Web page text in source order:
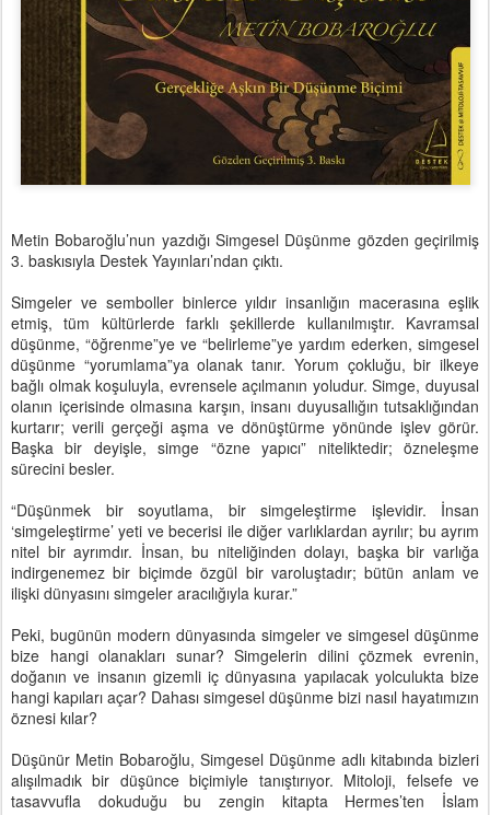
Metin Bobaroğlu’nun yazdığı Simgesel Düşünme gözden geçirilmiş
3. baskısıyla Destek Yayınları’ndan çıktı.
Simgeler ve semboller binlerce yıldır insanlığın macerasına eşlik
etmiş, tüm kültürlerde farklı şekillerde kullanılmıştır. Kavramsal
düşünme, “öğrenme”ye ve “belirleme”ye yardım ederken, simgesel
düşünme “yorumlama”ya olanak tanır. Yorum çokluğu, bir ilkeye
bağlı olmak koşuluyla, evrensele açılmanın yoludur. Simge, duyusal
olanın içerisinde olmasına karşın, insanı duyusallığın tutsaklığından
kurtarır; verili gerçeği aşma ve dönüştürme yönünde işlev görür.
Başka bir deyişle, simge “özne yapıcı” niteliktedir; özneleşme
sürecini besler.
“Düşünmek bir soyutlama, bir simgeleştirme işlevidir. İnsan
‘simgeleştirme’ yeti ve becerisi ile diğer varlıklardan ayrılır; bu ayrım
nitel bir ayrımdır. İnsan, bu niteliğinden dolayı, başka bir varlığa
indirgenemez bir biçimde özgül bir varoluştadır; bütün anlam ve
ilişki dünyasını simgeler aracılığıyla kurar.”
Peki, bugünün modern dünyasında simgeler ve simgesel düşünme
bize hangi olanakları sunar? Simgelerin dilini çözmek evrenin,
doğanın ve insanın gizemli iç dünyasına yapılacak yolculukta bize
hangi kapıları açar? Dahası simgesel düşünme bizi nasıl hayatımızın
öznesi kılar?
Düşünür Metin Bobaroğlu, Simgesel Düşünme adlı kitabında bizleri
alışılmadık bir düşünce biçimiyle tanıştırıyor. Mitoloji, felsefe ve
tasavvufla dokuduğu bu zengin kitapta Hermes’ten İslam